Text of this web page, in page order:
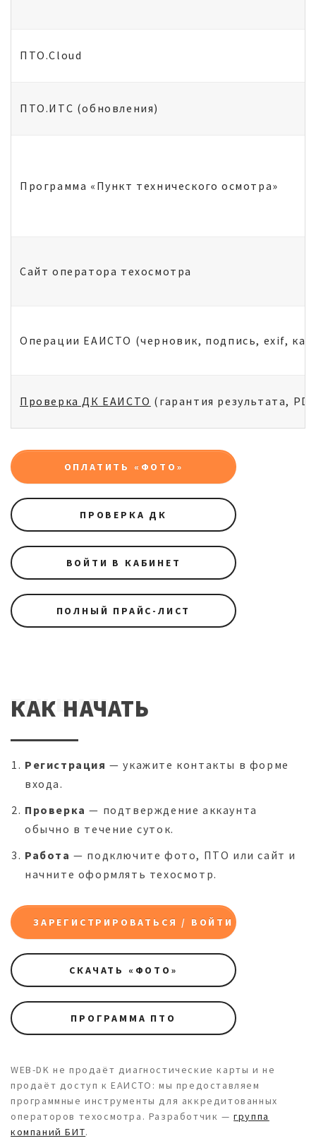
ПТО.Cloud
ПТО.ИТС (обновления)
Программа «Пункт технического осмотра»
Сайт оператора техосмотра
Операции ЕАИСТО (черновик, подпись, exif,
Проверка ДК ЕАИСТО (гарантия результата,
ОПЛАТИТЬ «ФОТО»
ПРОВЕРКА ДК
ВОЙТИ В КАБИНЕТ
ПОЛНЫЙ ПРАЙС-ЛИСТ
КАК НАЧАТЬ
ТРИ ШАГА
Регистрация — укажите контакты в форме
входа.
Проверка — подтверждение аккаунта
обычно в течение суток.
Работа — подключите фото, ПТО или сайт и
начните оформлять техосмотр.
ЗАРЕГИСТРИРОВАТЬСЯ / ВОЙТИ
СКАЧАТЬ «ФОТО»
ПРОГРАММА ПТО
WEB-DK не продаёт диагностические карты и не
продаёт доступ к ЕАИСТО: мы предоставляем
программные инструменты для аккредитованных
операторов техосмотра. Разработчик —группа
компаний БИТ.